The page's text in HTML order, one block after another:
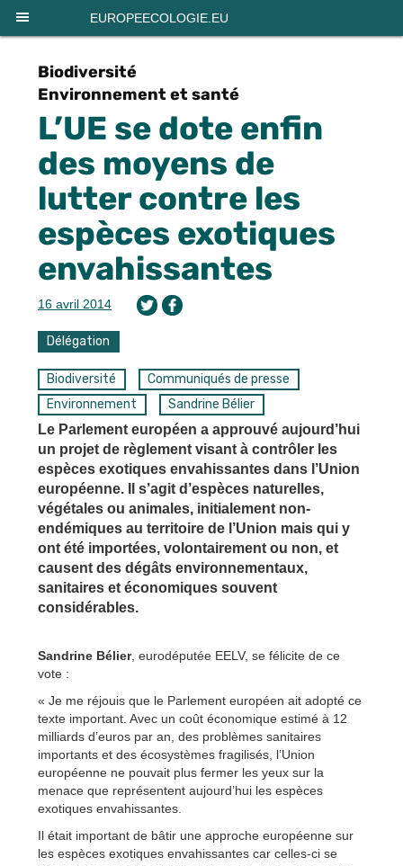
EUROPEECOLOGIE.EU
Biodiversité
Environnement et santé
L’UE se dote enfin
des moyens de
lutter contre les
espèces exotiques
envahissantes
16 avril 2014
Délégation
Biodiversité
Communiqués de presse
Environnement
Sandrine Bélier
Le Parlement européen a approuvé aujourd’hui
un projet de règlement visant à contrôler les
espèces exotiques envahissantes dans l’Union
européenne. Il s’agit d’espèces naturelles,
végétales ou animales, initialement non-
endémiques au territoire de l’Union mais qui y
ont été importées, volontairement ou non, et
causent des dégâts environnementaux,
sanitaires et économiques souvent
considérables.
Sandrine Bélier, eurodéputée EELV, se félicite de ce
vote :
« Je me réjouis que le Parlement européen ait adopté ce
texte important. Avec un coût économique estimé à 12
milliards d’euros par an, des problèmes sanitaires
importants et des écosystèmes fragilisés, l’Union
européenne ne pouvait plus fermer les yeux sur la
menace que représentent aujourd’hui les espèces
exotiques envahissantes.
Il était important de bâtir une approche européenne sur
les espèces exotiques envahissantes car celles-ci se